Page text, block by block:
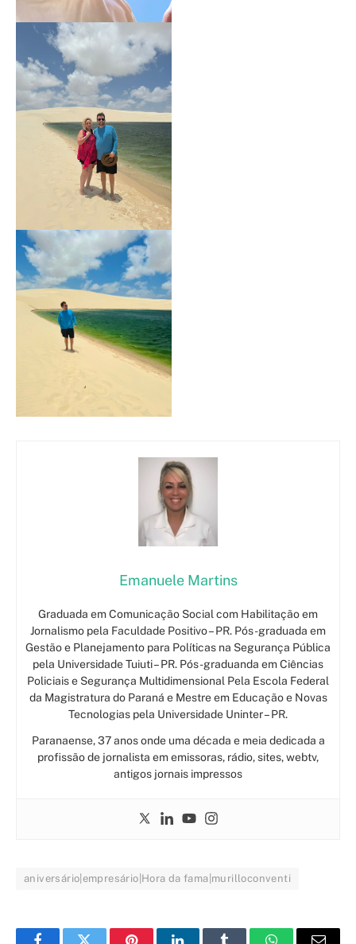
Emanuele Martins
Graduada em Comunicação Social com Habilitação em
Jornalismo pela Faculdade Positivo – PR. Pós-graduada em
Gestão e Planejamento para Políticas na Segurança Pública
pela Universidade Tuiuti – PR. Pós-graduanda em Ciências
Policiais e Segurança Multidimensional Pela Escola Federal
da Magistratura do Paraná e Mestre em Educação e Novas
Tecnologias pela Universidade Uninter – PR.
Paranaense, 37 anos onde uma década e meia dedicada a
profissão de jornalista em emissoras, rádio, sites, webtv,
antigos jornais impressos
aniversário|empresário|Hora da fama|murilloconventi